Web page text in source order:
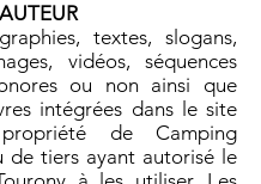
textes, slogans,
vidéos, séquences
ou non ainsi que
intégrées dans le site
de Camping
de tiers ayant autorisé le